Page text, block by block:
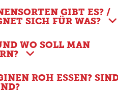
GIBT ES? /
SICH FÜR WAS?
WO SOLL MAN
ROH ESSEN?